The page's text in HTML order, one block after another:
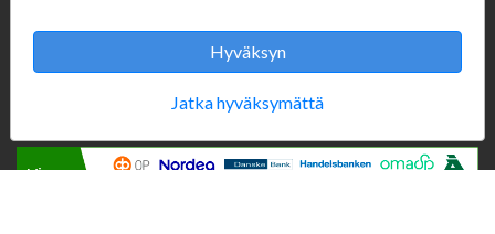
Aukioloajat:
Hyväksyn
Jatka hyväksymättä